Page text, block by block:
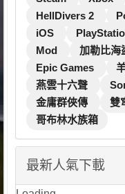
HellDivers 2
iOS
Mod
加勒比海
Epic Games
燕雲十六聲
金庸群俠傳
雙
哥布林水族箱
最新人氣下載